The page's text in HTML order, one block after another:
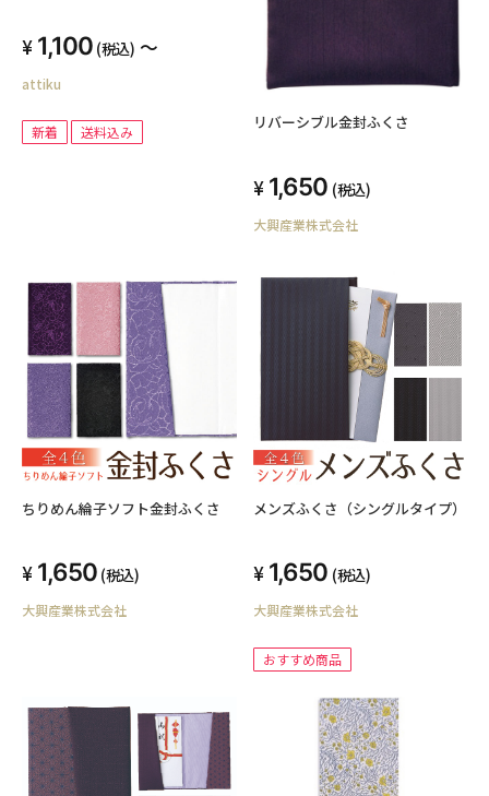
1,100 (税込) ～
attiku
新着 送料込み リバーシブル金封ふくさ
1,650 (税込)
大興産業株式会社
ちりめん綸子ソフト金封ふくさ
1,650 (税込)
大興産業株式会社
メンズふくさ（シングルタイプ）
1,650 (税込)
大興産業株式会社
おすすめ商品